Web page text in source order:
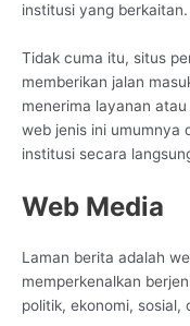
institusi yang berkaitan.
Tidak cuma itu, situs
memberikan jalan
menerima layanan
web jenis ini umumnya
institusi secara
Web Media
Laman berita adalah
memperkenalkan
politik, ekonomi, sosial,